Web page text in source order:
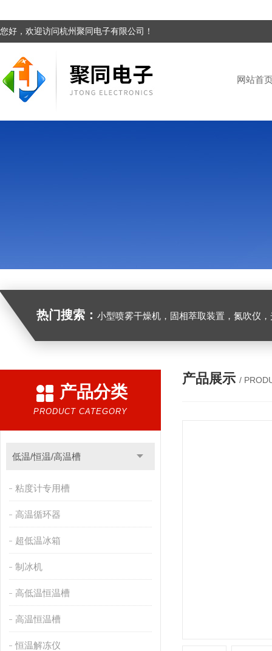
您好，欢迎访问杭州聚同电子有限公司！
网站首
热门搜索： 小型喷雾干燥机，固相萃取装置，氮吹仪，光化学反应仪，低温恒温槽，超声波细胞
产品分类
PRODUCT CATEGORY
低温/恒温/高温槽
粘度计专用槽
高温循环器
超低温冰箱
制冰机
高低温恒温槽
高温恒温槽
恒温解冻仪
产品展示 /